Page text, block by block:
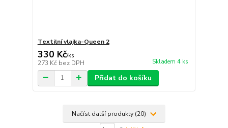
Textilní vlajka-Queen 2
330 Kč/ks
273 Kč bez DPH Skladem 4 ks
Přidat do košíku
Načíst další produkty (20)